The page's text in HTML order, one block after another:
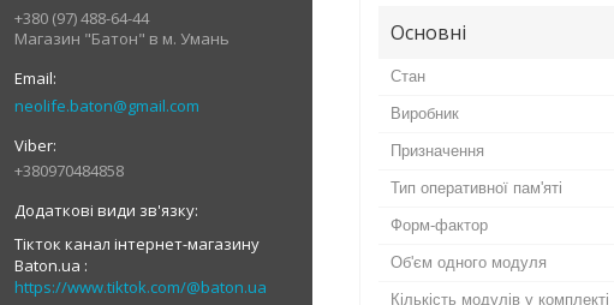
+380 (97) 488-64-44
Магазин "Батон" в м. Умань
neolife.baton@gmail.com
+380970484858
Тікток канал інтернет-магазину
Baton.ua
https://www.tiktok.com/@baton.ua
Основні
Стан
Виробник
Призначення
Тип оперативної пам'яті
Форм-фактор
Об'єм одного модуля
Кількість модулів у комплекті